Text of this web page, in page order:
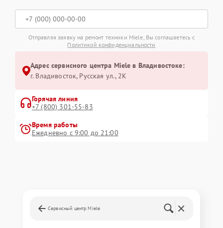
Отправляя заявку на ремонт техники Miele, Вы соглашаетесь с
Политикой конфиденциальности
Адрес сервисного центра Miele в Владивостоке:
г. Владивосток, Русская ул., 2К
Горячая линия
+7 (800) 301-55-83
Время работы
Ежедневно с 9:00 до 21:00
Сервисный центр Miele